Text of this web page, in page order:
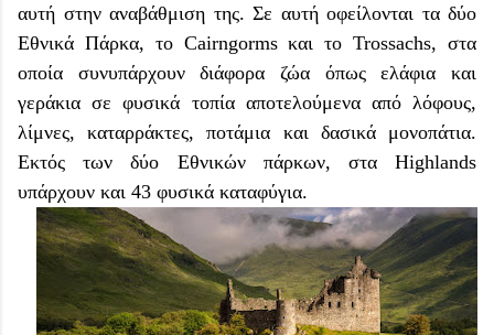
αυτή στην αναβάθμιση της. Σε αυτή οφείλονται τα δύο
Εθνικά Πάρκα, το Cairngorms και το Trossachs, στα
οποία συνυπάρχουν διάφορα ζώα όπως ελάφια και
γεράκια σε φυσικά τοπία αποτελούμενα από λόφους,
λίμνες, καταρράκτες, ποτάμια και δασικά μονοπάτια.
Εκτός των δύο Εθνικών πάρκων, στα Highlands
υπάρχουν και 43 φυσικά καταφύγια.